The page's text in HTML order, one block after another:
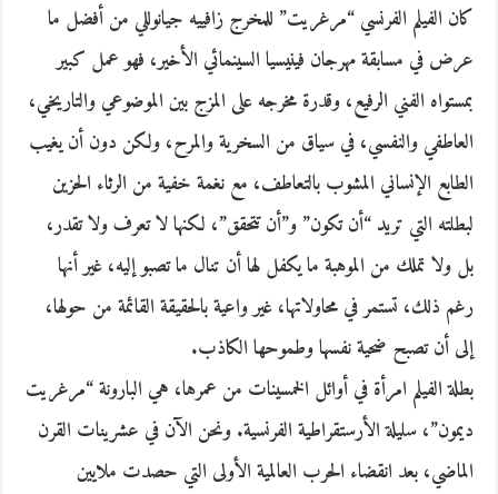
كان الفيلم الفرنسي “مرغريت” للمخرج زافييه جيانوللي من أفضل ما
عرض في مسابقة مهرجان فينيسيا السينمائي الأخير، فهو عمل كبير
بمستواه الفني الرفيع، وقدرة مخرجه على المزج بين الموضوعي والتاريخي،
العاطفي والنفسي، في سياق من السخرية والمرح، ولكن دون أن يغيب
الطابع الإنساني المشوب بالتعاطف، مع نغمة خفية من الرثاء الحزين
لبطلته التي تريد “أن تكون” و”أن تتحقق”، لكنها لا تعرف ولا تقدر،
بل ولا تملك من الموهبة ما يكفل لها أن تنال ما تصبو إليه، غير أنها
رغم ذلك، تستمر في محاولاتها، غير واعية بالحقيقة القائمة من حولها،
إلى أن تصبح ضحية نفسها وطموحها الكاذب.
بطلة الفيلم امرأة في أوائل الخمسينات من عمرها، هي البارونة “مرغريت
ديمون”، سليلة الأرستقراطية الفرنسية. ونحن الآن في عشرينات القرن
الماضي، بعد انقضاء الحرب العالمية الأولى التي حصدت ملايين